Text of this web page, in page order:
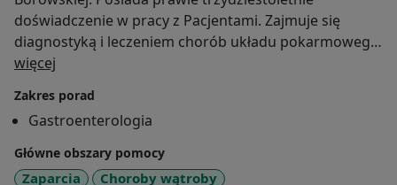
doświadczenie w pracy z Pacjentami. Zajmuje się
diagnostyką i leczeniem chorób układu pokarmowego,
w tym zaparć, bólów brzucha, choroby wrzodowej,
więcej
Zakres porad
Gastroenterologia
Główne obszary pomocy
Zaparcia
Choroby wątroby